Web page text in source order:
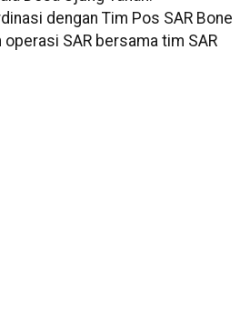
dengan Tim Pos SAR Bone
SAR bersama tim SAR